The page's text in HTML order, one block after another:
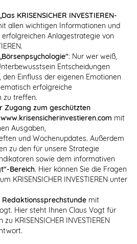
KRISENSICHER INVESTIEREN-
allen wichtigen Informationen und
Anlagestrategie von
: Nur wer weiß,
Entscheidungen
Einfluss der eigenen Emotionen
erfolgreiche
zu treffen.
Zugang zum geschützten
mit
Ausgaben,
und Wochenupdates. Außerdem
zu den für unsere Strategie
sowie dem informativen
Bereich. Hier können Sie die Fragen
KRISENSICHER INVESTIEREN unter
mit
Hier steht Ihnen Claus Vogt für
KRISENSICHER INVESTIEREN